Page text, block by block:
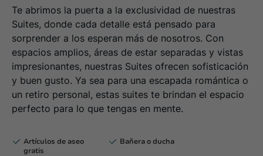
Te abrimos la puerta a la exclusividad de nuestras
Suites, donde cada detalle está pensado para
sorprender a los esperan más de nosotros. Con
espacios amplios, áreas de estar separadas y vistas
impresionantes, nuestras Suites ofrecen sofisticación
y buen gusto. Ya sea para una escapada romántica o
un retiro personal, estas suites te brindan el espacio
perfecto para lo que tengas en mente.
Artículos de aseo
gratis
Bañera o ducha